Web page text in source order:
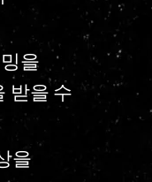
을
받을 수
을